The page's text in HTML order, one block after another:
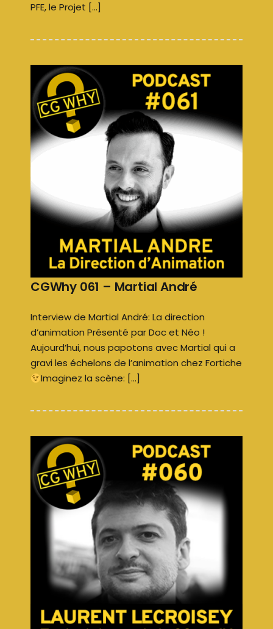
PFE, le Projet […]
CGWhy 061 – Martial André
Interview de Martial André: La direction
d’animation Présenté par Doc et Néo !
Aujourd’hui, nous papotons avec Martial qui a
gravi les échelons de l’animation chez Fortiche
Imaginez la scène: […]